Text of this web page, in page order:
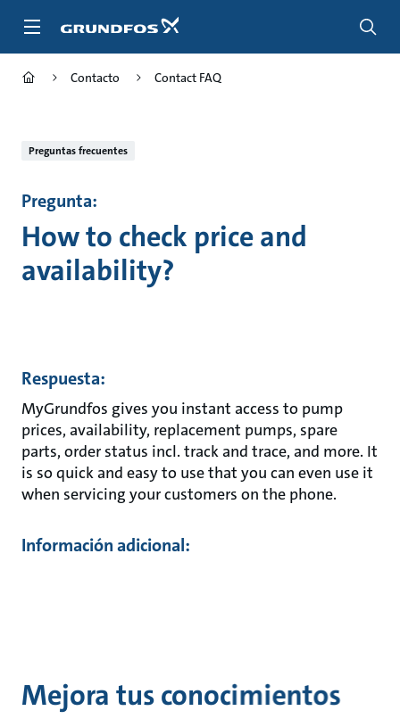
Contacto Contact FAQ
Preguntas frecuentes
Pregunta:
How to check price and
availability?
Respuesta:
MyGrundfos gives you instant access to pump
prices, availability, replacement pumps, spare
parts, order status incl. track and trace, and more. It
is so quick and easy to use that you can even use it
when servicing your customers on the phone.
Información adicional:
Mejora tus conocimientos